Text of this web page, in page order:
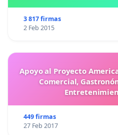
3 817 firmas
2 Feb 2015
Apoyo al Proyecto
Comercial,
449 firmas
27 Feb 2017